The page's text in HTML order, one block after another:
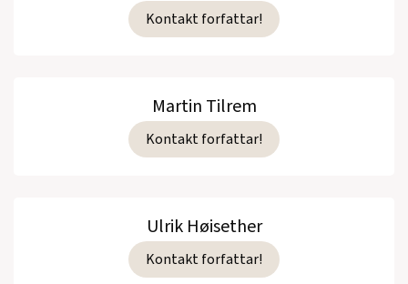
Kontakt forfattar!
Martin Tilrem
Kontakt forfattar!
Ulrik Høisether
Kontakt forfattar!